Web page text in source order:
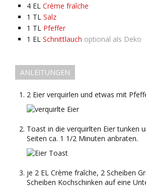
4 EL Crème fraîche
1 TL Salz
1 TL Pfeffer
1 EL Schnittlauch optional als Deko
ANLEITUNGEN
2 Eier verquirlen und etwas mit
Toast in die verquirlten Eier tunken
Seiten ca. 1 1/2 Minuten anbraten.
je 2 EL Crème fraîche, 2 Scheiben
Scheiben Kochschinken auf eine